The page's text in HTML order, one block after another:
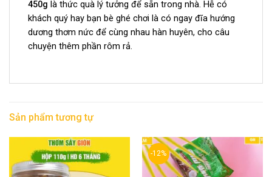
450g là thức quà lý tưởng để sẵn trong nhà. Hễ có
khách quý hay bạn bè ghé chơi là có ngay đĩa hướng
dương thơm nức để cùng nhau hàn huyên, cho câu
chuyện thêm phần rôm rả.
Sản phẩm tương tự
-12%